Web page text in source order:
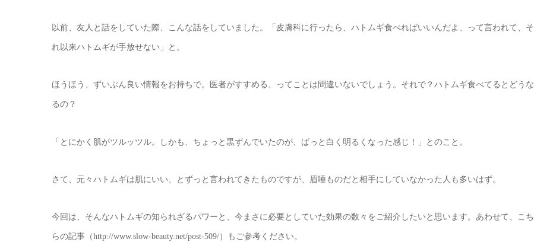
以前、友人と話をしていた際、こんな話をしていました。「皮膚科に行ったら、ハトムギ食べればいいんだよ、って言われて、そ
れ以来ハトムギが手放せない」と。
ほうほう、ずいぶん良い情報をお持ちで。医者がすすめる、ってことは間違いないでしょう。それで？ハトムギ食べてるとどうな
るの？
「とにかく肌がツルッツル。しかも、ちょっと黒ずんでいたのが、ぱっと白く明るくなった感じ！」とのこと。
さて、元々ハトムギは肌にいい、とずっと言われてきたものですが、眉唾ものだと相手にしていなかった人も多いはず。
今回は、そんなハトムギの知られざるパワーと、今まさに必要としていた効果の数々をご紹介したいと思います。あわせて、こち
らの記事（http://www.slow-beauty.net/post-509/）もご参考ください。